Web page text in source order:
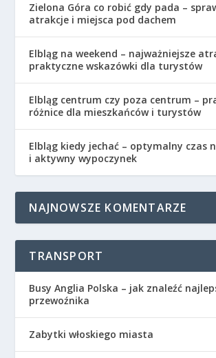
Zielona Góra co robić gdy pada –
atrakcje i miejsca pod dachem
Elbląg na weekend – najważniejsze
praktyczne wskazówki dla turystów
Elbląg centrum czy poza centrum –
różnice dla mieszkańców i turystów
Elbląg kiedy jechać – optymalny czas
i aktywny wypoczynek
NAJNOWSZE KOMENTARZE
TRANSPORT
Busy Anglia Polska – jak znaleźć
przewoźnika
Zabytki włoskiego miasta